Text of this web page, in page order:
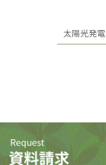
太陽光発